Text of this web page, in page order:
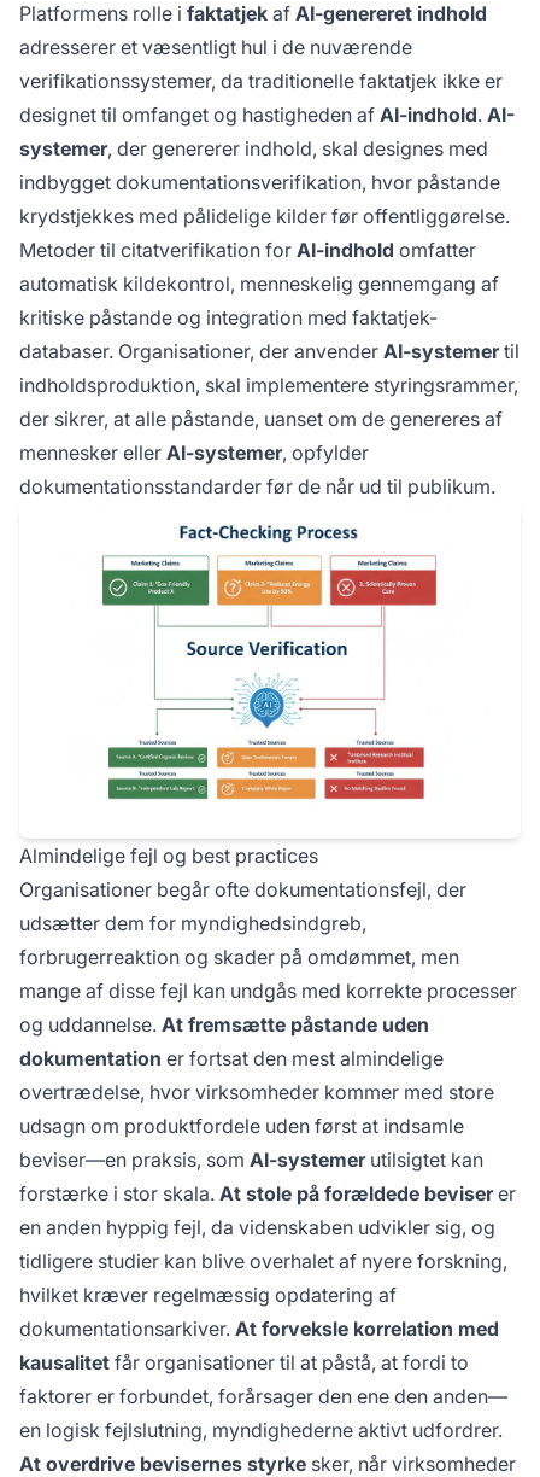
Platformens rolle i faktatjek af AI-genereret indhold
adresserer et væsentligt hul i de nuværende
verifikationssystemer, da traditionelle faktatjek ikke er
designet til omfanget og hastigheden af AI-indhold. AI-
systemer, der genererer indhold, skal designes med
indbygget dokumentationsverifikation, hvor påstande
krydstjekkes med pålidelige kilder før offentliggørelse.
Metoder til citatverifikation for AI-indhold omfatter
automatisk kildekontrol, menneskelig gennemgang af
kritiske påstande og integration med faktatjek-
databaser. Organisationer, der anvender AI-systemertil
indholdsproduktion, skal implementere styringsrammer,
der sikrer, at alle påstande, uanset om de genereres af
mennesker eller AI-systemer, opfylder
dokumentationsstandarder før de når ud til publikum.
Almindelige fejl og best practices
Organisationer begår ofte dokumentationsfejl, der
udsætter dem for myndighedsindgreb,
forbrugerreaktion og skader på omdømmet, men
mange af disse fejl kan undgås med korrekte processer
og uddannelse. At fremsætte påstande uden
dokumentation er fortsat den mest almindelige
overtrædelse, hvor virksomheder kommer med store
udsagn om produktfordele uden først at indsamle
beviser—en praksis, som AI-systemerutilsigtet kan
forstærke i stor skala. At stole på forældede beviserer
en anden hyppig fejl, da videnskaben udvikler sig, og
tidligere studier kan blive overhalet af nyere forskning,
hvilket kræver regelmæssig opdatering af
dokumentationsarkiver. At forveksle korrelation med
kausalitet får organisationer til at påstå, at fordi to
faktorer er forbundet, forårsager den ene den anden—
en logisk fejlslutning, myndighederne aktivt udfordrer.
At overdrive bevisernes styrke sker, når virksomheder